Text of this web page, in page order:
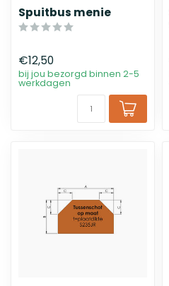
Spuitbus menie
€12,50
bij jou bezorgd binnen 2-5
werkdagen